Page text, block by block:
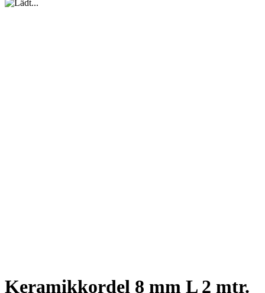
Keramikkordel 8 mm L 2 mtr.